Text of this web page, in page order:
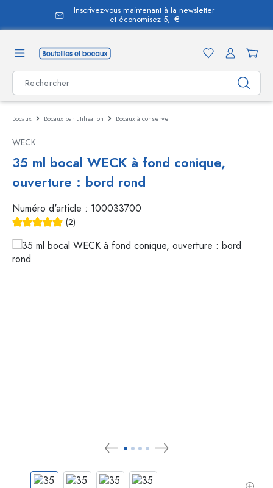
principal
Inscrivez-vous maintenant à la newsletter
et économisez 5,- €
Bocaux Bocaux par utilisation Bocaux à conserve
WECK
35 ml bocal WECK à fond conique,
ouverture : bord rond
Numéro d'article : 100033700
(2)